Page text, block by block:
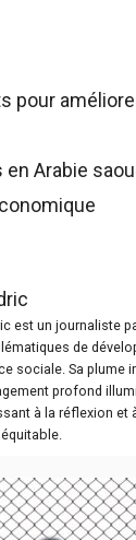
pour
Arabie
est un journaliste
de
sociale. Sa plume
profond
à la réflexion et